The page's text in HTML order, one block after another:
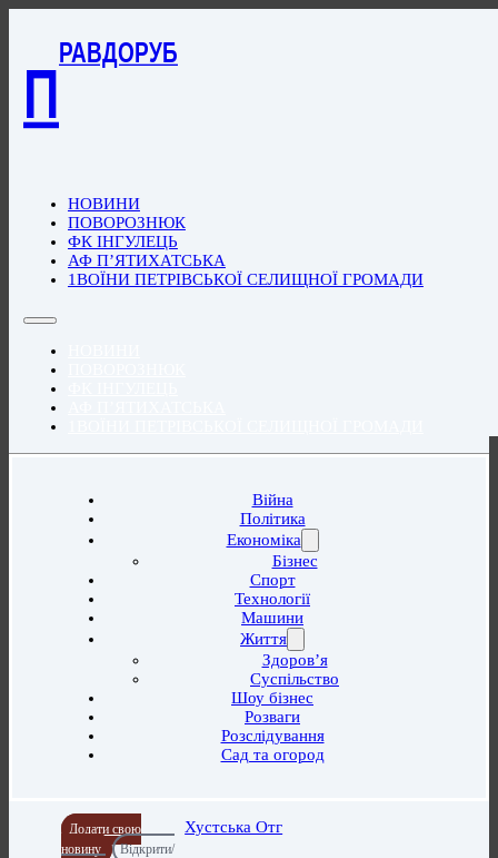
П
РАВДОРУБ
НОВИНИ
ПОВОРОЗНЮК
ФК ІНГУЛЕЦЬ
АФ П’ЯТИХАТСЬКА
1ВОЇНИ ПЕТРІВСЬКОЇ СЕЛИЩНОЇ ГРОМАДИ
Війна
Політика
Економіка
Бізнес
Спорт
Технології
Машини
Життя
Здоров’я
Суспільство
Шоу бізнес
Розваги
Розслідування
Сад та огород
Додати свою
новину
Відкрити/
Хустська Отг